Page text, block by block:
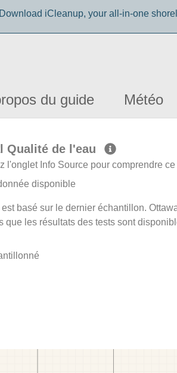
iCleanup, your all-in-one
du guide Météo
Qualité de l'eau
l'onglet Info Source pour comprendre
disponible
est basé sur le dernier échantillon.
que les résultats des tests sont